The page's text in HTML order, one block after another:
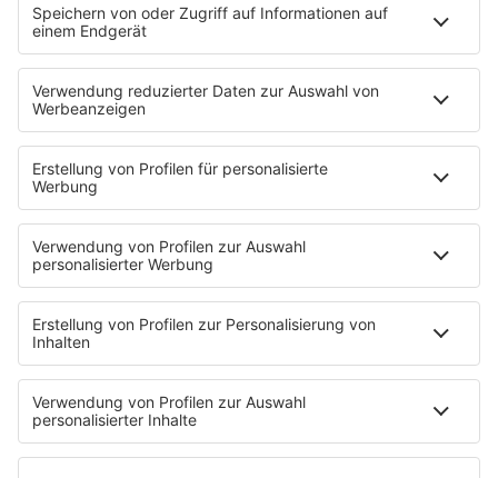
Programschedule
KISS NATION
Aktionen
Connect
Team
Musik-Tester werden!
KISS FM APP
Jobline
Streams
Podcasts
Mehr Streams